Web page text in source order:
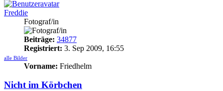
Freddie
Fotograf/in
Beiträge: 34877
Registriert: 3. Sep 2009, 16:55
alle Bilder
Vorname: Friedhelm
Nicht im Körbchen